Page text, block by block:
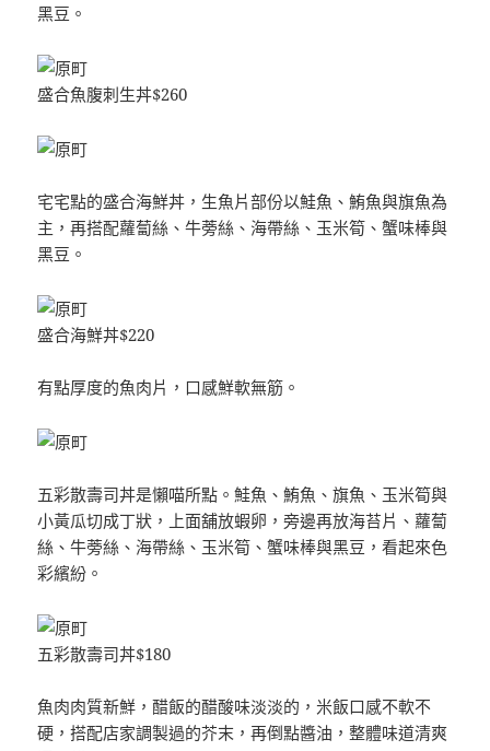
黑豆。
盛合魚腹刺生丼$260
宅宅點的盛合海鮮丼，生魚片部份以鮭魚、鮪魚與旗魚為
主，再搭配蘿蔔絲、牛蒡絲、海帶絲、玉米筍、蟹味棒與
黑豆。
盛合海鮮丼$220
有點厚度的魚肉片，口感鮮軟無筋。
五彩散壽司丼是懶喵所點。鮭魚、鮪魚、旗魚、玉米筍與
小黃瓜切成丁狀，上面舖放蝦卵，旁邊再放海苔片、蘿蔔
絲、牛蒡絲、海帶絲、玉米筍、蟹味棒與黑豆，看起來色
彩繽紛。
五彩散壽司丼$180
魚肉肉質新鮮，醋飯的醋酸味淡淡的，米飯口感不軟不
硬，搭配店家調製過的芥末，再倒點醬油，整體味道清爽